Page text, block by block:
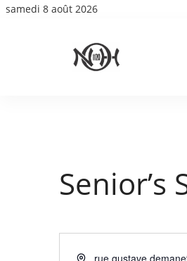
samedi 8 août 2026
Senior’s
Adresserue gustave